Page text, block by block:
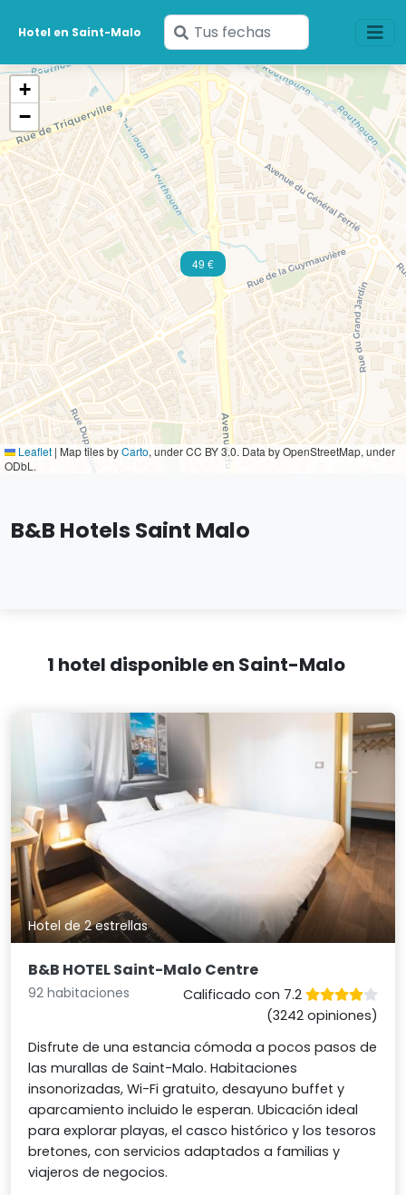
Hotel en Saint-Malo
Ingresa
tus
fechas
49 €
+
−
Leaflet | Map tiles byCarto, under CC BY 3.0. Data by OpenStreetMap, under
ODbL.
B&B Hotels Saint Malo
1 hotel disponible en Saint-Malo
Hotel de 2 estrellas
B&B HOTEL Saint-Malo Centre
92 habitaciones
Calificado con 7.2
(3242 opiniones)
Disfrute de una estancia cómoda a pocos pasos de
las murallas de Saint-Malo. Habitaciones
insonorizadas, Wi-Fi gratuito, desayuno buffet y
aparcamiento incluido le esperan. Ubicación ideal
para explorar playas, el casco histórico y los tesoros
bretones, con servicios adaptados a familias y
viajeros de negocios.